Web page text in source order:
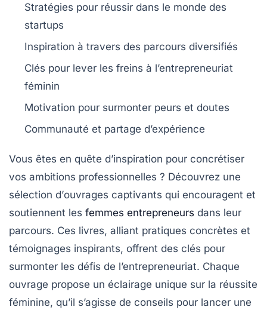
Stratégies pour réussir dans le monde des
startups
Inspiration à travers des parcours diversifiés
Clés pour lever les freins à l’entrepreneuriat
féminin
Motivation pour surmonter peurs et doutes
Communauté et partage d’expérience
Vous êtes en quête d’inspiration pour concrétiser
vos ambitions professionnelles ? Découvrez une
sélection d’ouvrages captivants qui encouragent et
soutiennent les femmes entrepreneurs dans leur
parcours. Ces livres, alliant pratiques concrètes et
témoignages inspirants, offrent des clés pour
surmonter les défis de l’entrepreneuriat. Chaque
ouvrage propose un éclairage unique sur la réussite
féminine, qu’il s’agisse de conseils pour lancer une